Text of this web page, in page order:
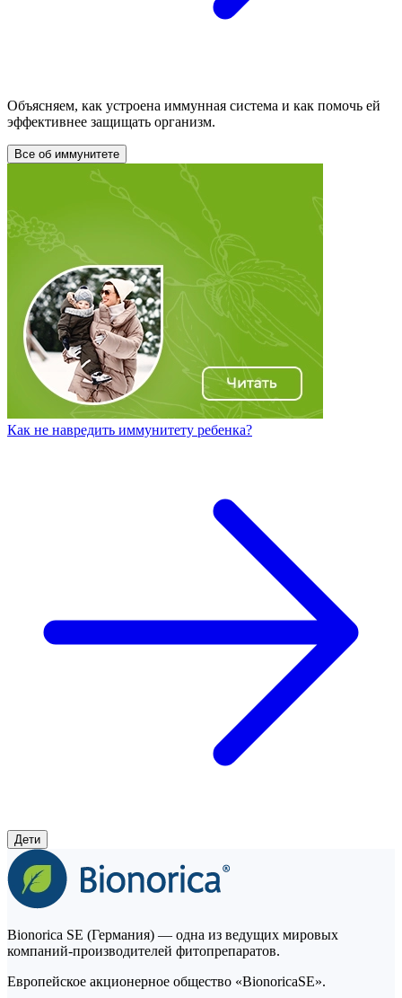
Объясняем, как устроена иммунная система и как помочь ей
эффективнее защищать организм.
Все об иммунитете
Как не навредить иммунитету ребенка?
Дети
Bionorica SE (Германия) — одна из ведущих мировых
компаний-производителей фитопрепаратов.
Европейское акционерное общество «BionoricaSE».